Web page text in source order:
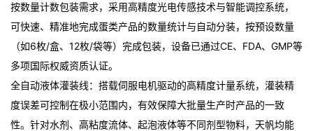
按数量计数包装需求，采用高精度光电传感技术与智能调控系统，
可快速、精准地完成蛋类产品的数量统计与自动分装，按预设数量
（如6枚/盒、12枚/袋等）完成包装，设备已通过CE、FDA、GMP等
多项国际权威资质认证。
全自动液体灌装线：搭载伺服电机驱动的高精度计量系统，灌装精
度误差可控制在极小范围内，有效保障大批量生产时产品的一致
性。针对水剂、高粘度流体、起泡液体等不同剂型物料，天帆均能